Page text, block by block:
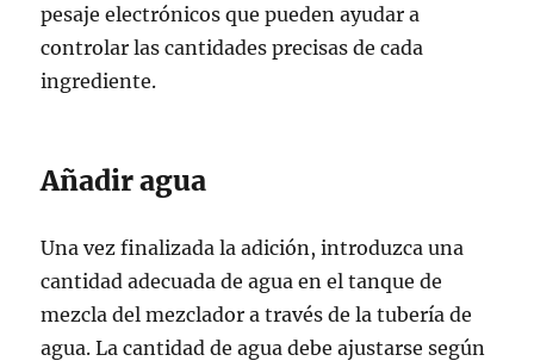
pesaje electrónicos que pueden ayudar a
controlar las cantidades precisas de cada
ingrediente.
Añadir agua
Una vez finalizada la adición, introduzca una
cantidad adecuada de agua en el tanque de
mezcla del mezclador a través de la tubería de
agua. La cantidad de agua debe ajustarse según